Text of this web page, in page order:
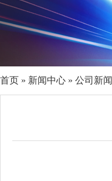
首页 » 新闻中心 » 公司新闻